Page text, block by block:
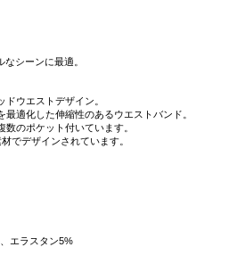
シーンに最適。
ウエストデザイン。
最適化した伸縮性のあるウエストバンド。
数のポケット付いています。
でデザインされています。
エラスタン5%